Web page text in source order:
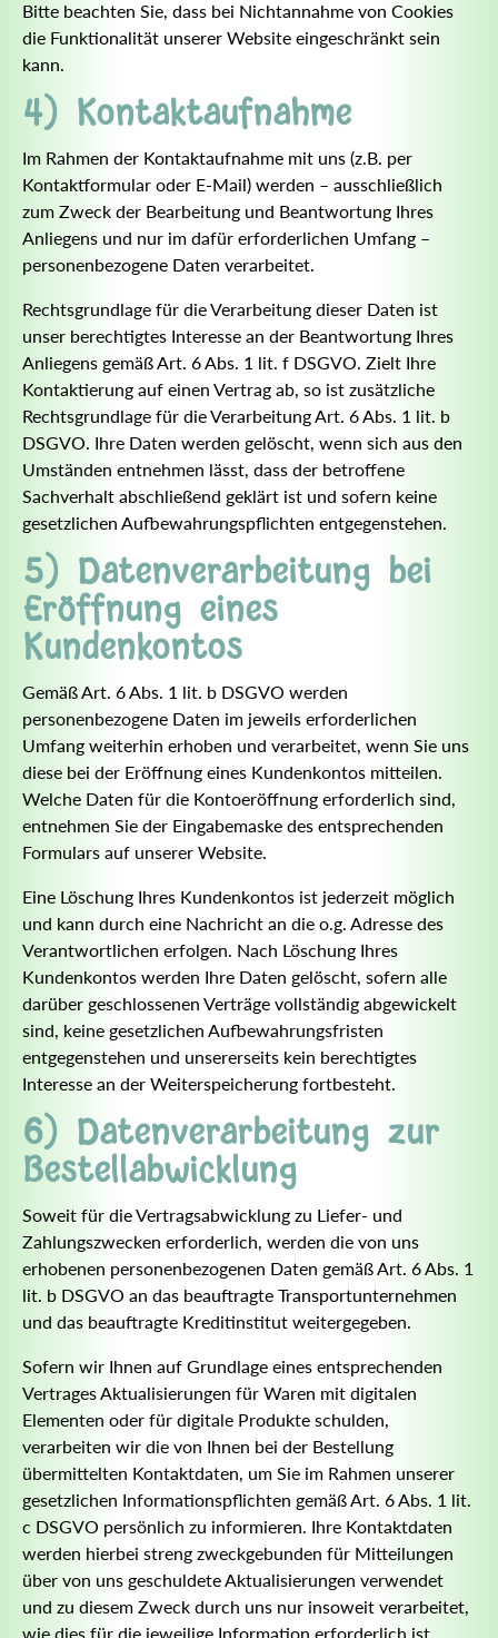
Bitte beachten Sie, dass bei Nichtannahme von Cookies
die Funktionalität unserer Website eingeschränkt sein
kann.
4) Kontaktaufnahme
Im Rahmen der Kontaktaufnahme mit uns (z.B. per
Kontaktformular oder E-Mail) werden – ausschließlich
zum Zweck der Bearbeitung und Beantwortung Ihres
Anliegens und nur im dafür erforderlichen Umfang –
personenbezogene Daten verarbeitet.
Rechtsgrundlage für die Verarbeitung dieser Daten ist
unser berechtigtes Interesse an der Beantwortung Ihres
Anliegens gemäß Art. 6 Abs. 1 lit. f DSGVO. Zielt Ihre
Kontaktierung auf einen Vertrag ab, so ist zusätzliche
Rechtsgrundlage für die Verarbeitung Art. 6 Abs. 1 lit. b
DSGVO. Ihre Daten werden gelöscht, wenn sich aus den
Umständen entnehmen lässt, dass der betroffene
Sachverhalt abschließend geklärt ist und sofern keine
gesetzlichen Aufbewahrungspflichten entgegenstehen.
5) Datenverarbeitung bei
Eröffnung eines
Kundenkontos
Gemäß Art. 6 Abs. 1 lit. b DSGVO werden
personenbezogene Daten im jeweils erforderlichen
Umfang weiterhin erhoben und verarbeitet, wenn Sie uns
diese bei der Eröffnung eines Kundenkontos mitteilen.
Welche Daten für die Kontoeröffnung erforderlich sind,
entnehmen Sie der Eingabemaske des entsprechenden
Formulars auf unserer Website.
Eine Löschung Ihres Kundenkontos ist jederzeit möglich
und kann durch eine Nachricht an die o.g. Adresse des
Verantwortlichen erfolgen. Nach Löschung Ihres
Kundenkontos werden Ihre Daten gelöscht, sofern alle
darüber geschlossenen Verträge vollständig abgewickelt
sind, keine gesetzlichen Aufbewahrungsfristen
entgegenstehen und unsererseits kein berechtigtes
Interesse an der Weiterspeicherung fortbesteht.
6) Datenverarbeitung zur
Bestellabwicklung
Soweit für die Vertragsabwicklung zu Liefer- und
Zahlungszwecken erforderlich, werden die von uns
erhobenen personenbezogenen Daten gemäß Art. 6 Abs. 1
lit. b DSGVO an das beauftragte Transportunternehmen
und das beauftragte Kreditinstitut weitergegeben.
Sofern wir Ihnen auf Grundlage eines entsprechenden
Vertrages Aktualisierungen für Waren mit digitalen
Elementen oder für digitale Produkte schulden,
verarbeiten wir die von Ihnen bei der Bestellung
übermittelten Kontaktdaten, um Sie im Rahmen unserer
gesetzlichen Informationspflichten gemäß Art. 6 Abs. 1 lit.
c DSGVO persönlich zu informieren. Ihre Kontaktdaten
werden hierbei streng zweckgebunden für Mitteilungen
über von uns geschuldete Aktualisierungen verwendet
und zu diesem Zweck durch uns nur insoweit verarbeitet,
wie dies für die jeweilige Information erforderlich ist.